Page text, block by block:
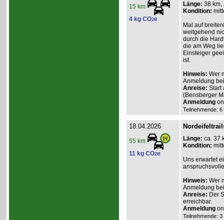
15 km
4 kg CO2e
Länge: 38 km,
Kondition:
Mal auf
weitgehend
durch die
die am Weg
Einsteiger
ist.
Hinweis: Wer
Anmeldung
Anreise: Start
(Bensberger
Anmeldung
Teilnehmende:
18.04.2026
55 km
11 kg CO2e
Länge: ca. 37
Kondition:
Uns erwartet
Hinweis: Wer
Anmeldung
Anreise: Der
erreichbar.
Anmeldung
Teilnehmende: